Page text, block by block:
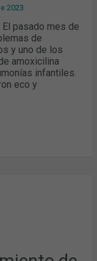
2023
pasado mes de
de
y uno de los
amoxicilina
infantiles.
eco y